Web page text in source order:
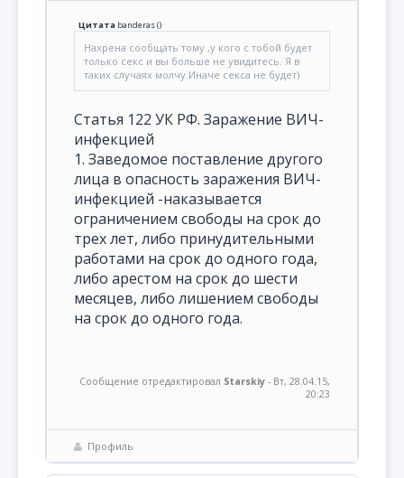
Цитата banderas()
Нахрена сообщать тому ,у кого с тобой будет
только секс и вы больше не увидитесь. Я в
таких случаях молчу.Иначе секса не будет)
Статья 122 УК РФ. Заражение ВИЧ-
инфекцией
1. Заведомое поставление другого
лица в опасность заражения ВИЧ-
инфекцией -наказывается
ограничением свободы на срок до
трех лет, либо принудительными
работами на срок до одного года,
либо арестом на срок до шести
месяцев, либо лишением свободы
на срок до одного года.
Сообщение отредактировал Starskiy - Вт, 28.04.15,
20:23
Профиль